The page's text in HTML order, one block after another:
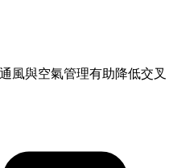
風與空氣管理有助降低交叉